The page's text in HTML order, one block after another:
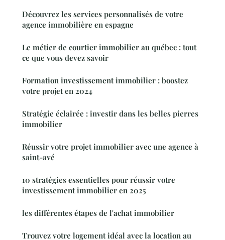
Découvrez les services personnalisés de votre
agence immobilière en espagne
Le métier de courtier immobilier au québec : tout
ce que vous devez savoir
Formation investissement immobilier : boostez
votre projet en 2024
Stratégie éclairée : investir dans les belles pierres
immobilier
Réussir votre projet immobilier avec une agence à
saint-avé
10 stratégies essentielles pour réussir votre
investissement immobilier en 2025
les différentes étapes de l'achat immobilier
Trouvez votre logement idéal avec la location au